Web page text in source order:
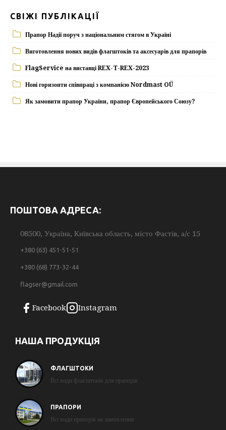
СВІЖІ ПУБЛІКАЦІЇ
Прапор Надії поруч з національним стягом в Україні
Виготовлення нових видів флагштоків та аксесуарів для прапорів
FlagService на виставці REX-T-REX-2023
Нові горизонти співпраці з компанією Nordmast OÜ
Як замовити прапор України, прапор Європейського Союзу?
ПОШТОВА АДРЕСА:
08500, Україна, Київська область, місто Фастів, а/с 15
+380 (63) 451-51-51
+380 (68) 773-32-44
flagser@gmail.com
Facebook Instagram
НАША ПРОДУКЦІЯ
ФЛАГШТОКИ
Всі види флагштоків для прапорів
ПРАПОРИ
Всі види прапорів на замовлення